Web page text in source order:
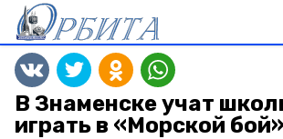
В Знаменске учат
играть в «Морской бой»